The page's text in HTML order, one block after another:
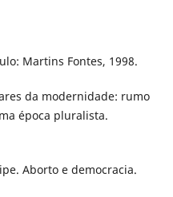
Martins Fontes, 1998.
da modernidade: rumo
época pluralista.
Aborto e democracia.